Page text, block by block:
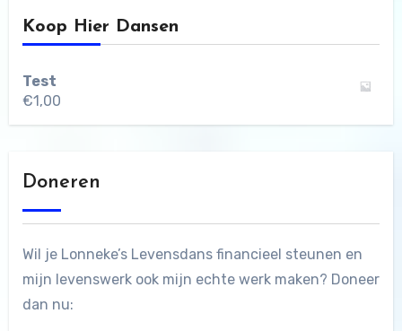
Koop Hier Dansen
Test
€1,00
Doneren
Wil je Lonneke’s Levensdans financieel steunen en
mijn levenswerk ook mijn echte werk maken? Doneer
dan nu: